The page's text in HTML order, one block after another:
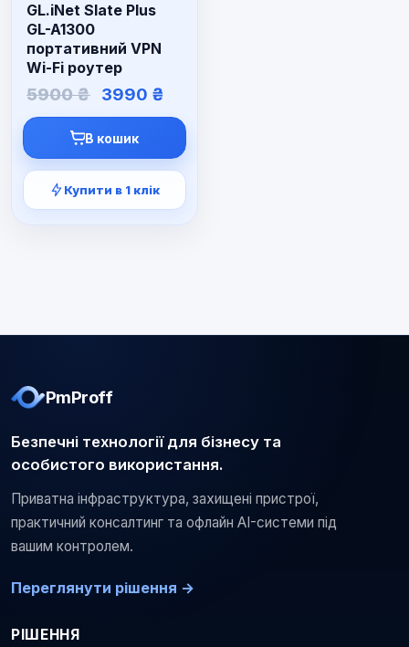
GL.iNet Slate Plus
GL-A1300
портативний VPN
Wi-Fi роутер
5900₴ Оригінальна
ціна:
5900 ₴.
3990 ₴
ціна:
3990 ₴.
В кошик
Купити в 1 клік
PmProff
Безпечні технології для бізнесу та
особистого використання.
Приватна інфраструктура, захищені пристрої,
практичний консалтинг та офлайн AI-системи під
вашим контролем.
Переглянути рішення →
РІШЕННЯ